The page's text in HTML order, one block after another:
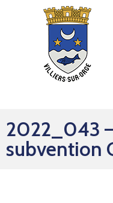
Mes
Sorties
2022_043
subvention